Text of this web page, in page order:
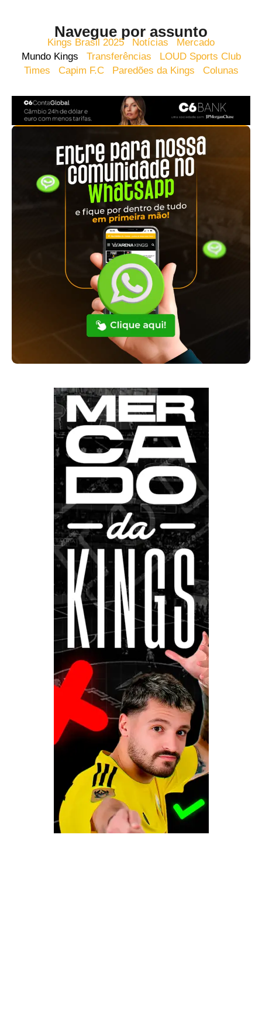
Navegue por assunto
Kings Brasil 2025 Notícias
Mercado
Mundo Kings
Transferências
LOUD Sports Club
Times
Capim F.C Paredões da Kings Colunas